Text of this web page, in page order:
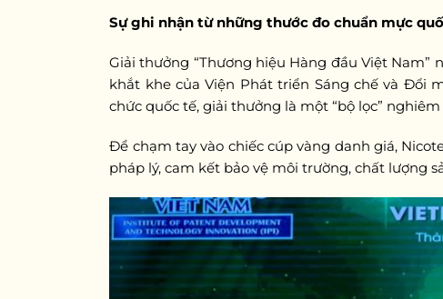
Sự ghi nhận từ những thước đo chuẩn mực
Giải thưởng “Thương hiệu Hàng đầu Việt
khắt khe của Viện Phát triển Sáng chế và Đổi
chức quốc tế, giải thưởng là một “bộ lọc”
Để chạm tay vào chiếc cúp vàng danh giá,
pháp lý, cam kết bảo vệ môi trường, chất lượng